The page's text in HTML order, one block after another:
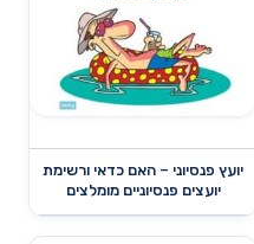
יועץ פנסיוני – האם כדאי ורשימת
יועצים פנסיוניים מומלצים